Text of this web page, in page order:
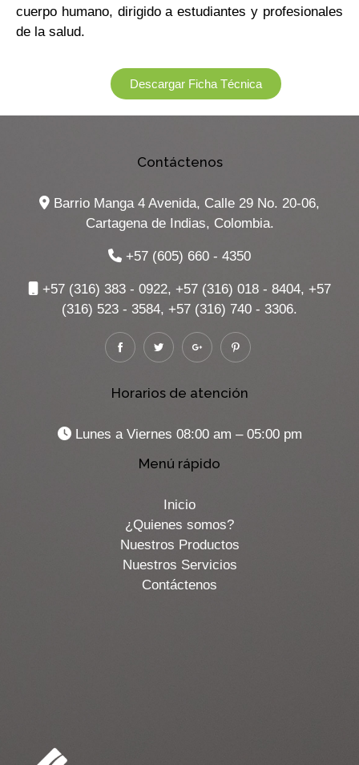
cuerpo humano, dirigido a estudiantes y profesionales
de la salud.
Descargar Ficha Técnica
Contáctenos
Barrio Manga 4 Avenida, Calle 29 No. 20-06,
Cartagena de Indias, Colombia.
+57 (605) 660 - 4350
+57 (316) 383 - 0922, +57 (316) 018 - 8404, +57
(316) 523 - 3584, +57 (316) 740 - 3306.
Horarios de atención
Lunes a Viernes 08:00 am – 05:00 pm
Menú rápido
Inicio
¿Quienes somos?
Nuestros Productos
Nuestros Servicios
Contáctenos